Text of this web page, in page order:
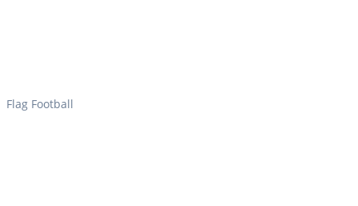
Flag Football